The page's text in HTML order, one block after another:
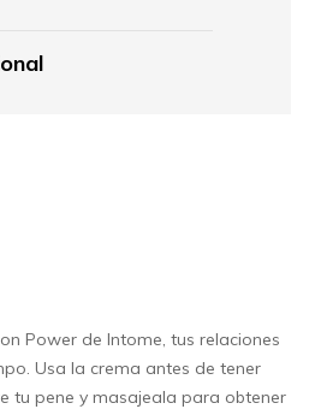
Power de Intome, tus relaciones
Usa la crema antes de tener
tu pene y masajeala para obtener